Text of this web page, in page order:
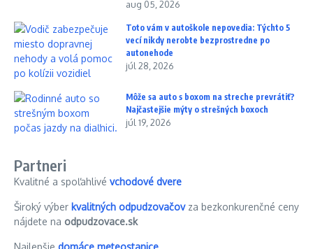
aug 05, 2026
Toto vám v autoškole nepovedia: Týchto 5
vecí nikdy nerobte bezprostredne po
autonehode
júl 28, 2026
Môže sa auto s boxom na streche prevrátiť?
Najčastejšie mýty o strešných boxoch
júl 19, 2026
Partneri
Kvalitné a spoľahlivé vchodové dvere
Široký výber kvalitných odpudzovačovza bezkonkurenčné ceny
nájdete na odpudzovace.sk
Najlepšie domáce meteostanice